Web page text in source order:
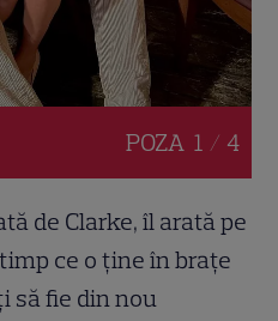
POZA 1 / 4
de Clarke, îl arată pe
ce o ține în brațe
să fie din nou